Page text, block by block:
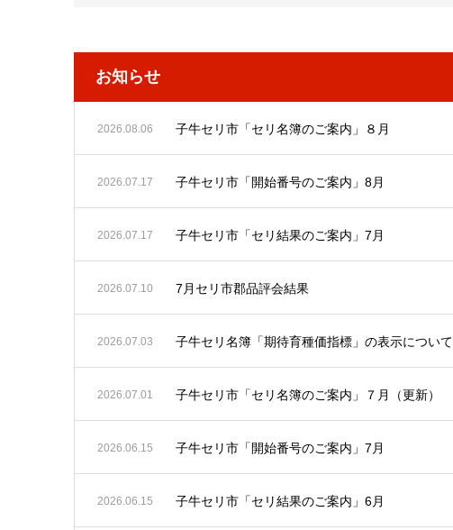
お知らせ
2026.08.06 子牛セリ市「セリ名簿のご案内」８月
2026.07.17 子牛セリ市「開始番号のご案内」8月
2026.07.17 子牛セリ市「セリ結果のご案内」7月
2026.07.10 7月セリ市郡品評会結果
2026.07.03 子牛セリ名簿「期待育種価指標」の表示について
2026.07.01 子牛セリ市「セリ名簿のご案内」７月（更新）
2026.06.15 子牛セリ市「開始番号のご案内」7月
2026.06.15 子牛セリ市「セリ結果のご案内」6月